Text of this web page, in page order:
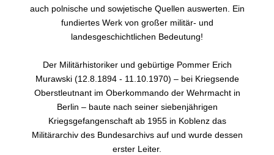
auch polnische und sowjetische Quellen auswerten. Ein
fundiertes Werk von großer militär- und
landesgeschichtlichen Bedeutung!
Der Militärhistoriker und gebürtige Pommer Erich
Murawski (12.8.1894 - 11.10.1970) – bei Kriegsende
Oberstleutnant im Oberkommando der Wehrmacht in
Berlin – baute nach seiner siebenjährigen
Kriegsgefangenschaft ab 1955 in Koblenz das
Militärarchiv des Bundesarchivs auf und wurde dessen
erster Leiter.